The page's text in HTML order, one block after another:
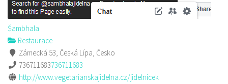
Šambhala
Restaurace
Zámecká 53, Česká Lípa, Česko
736711683736711683
http://www.vegetarianskajidelna.cz/jidelnicek